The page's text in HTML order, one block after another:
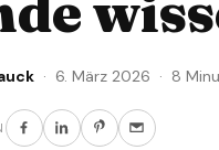
· 6. März 2026 · 8